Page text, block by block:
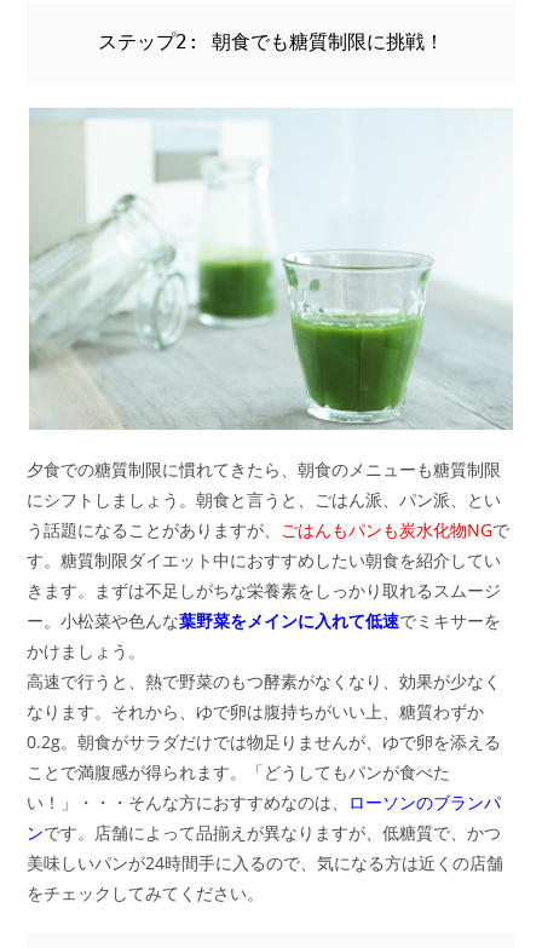
ステップ2: 朝食でも糖質制限に挑戦！
夕食での糖質制限に慣れてきたら、朝食のメニューも糖質制限
にシフトしましょう。朝食と言うと、ごはん派、パン派、とい
う話題になることがありますが、 ごはんもパンも炭水化物NGで
す。糖質制限ダイエット中におすすめしたい朝食を紹介してい
きます。まずは不足しがちな栄養素をしっかり取れるスムージ
ー。小松菜や色んな葉野菜をメインに入れて低速でミキサーを
かけましょう。
高速で行うと、熱で野菜のもつ酵素がなくなり、効果が少なく
なります。それから、ゆで卵は腹持ちがいい上、糖質わずか
0.2g。朝食がサラダだけでは物足りませんが、ゆで卵を添える
ことで満腹感が得られます。「どうしてもパンが食べた
い！」・・・そんな方におすすめなのは、 ローソンのブランパ
ンです。店舗によって品揃えが異なりますが、低糖質で、かつ
美味しいパンが24時間手に入るので、気になる方は近くの店舗
をチェックしてみてください。